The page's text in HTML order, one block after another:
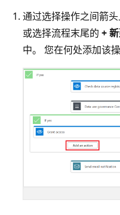
通过选择操作之间箭
或选择流程末尾的 +
中。 您在何处添加该